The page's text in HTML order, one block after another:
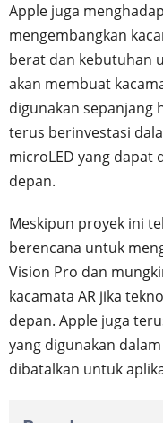
Apple juga
mengembangkan
berat dan kebutuhan
akan membuat
digunakan sepanjang
terus berinvestasi
microLED yang dapat
depan.
Meskipun proyek ini
berencana untuk
Vision Pro dan
kacamata AR jika
depan. Apple juga
yang digunakan
dibatalkan untuk